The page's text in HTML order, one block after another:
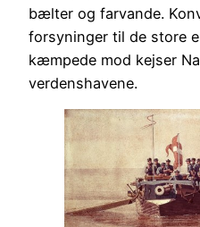
bælter og farvande.
forsyninger til de store
kæmpede mod kejser
verdenshavene.